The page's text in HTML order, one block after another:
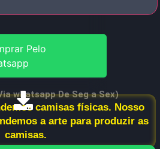
Pelo
whatsapp De Seg a Sex)
camisas físicas. Nosso
a arte para produzir as
camisas.